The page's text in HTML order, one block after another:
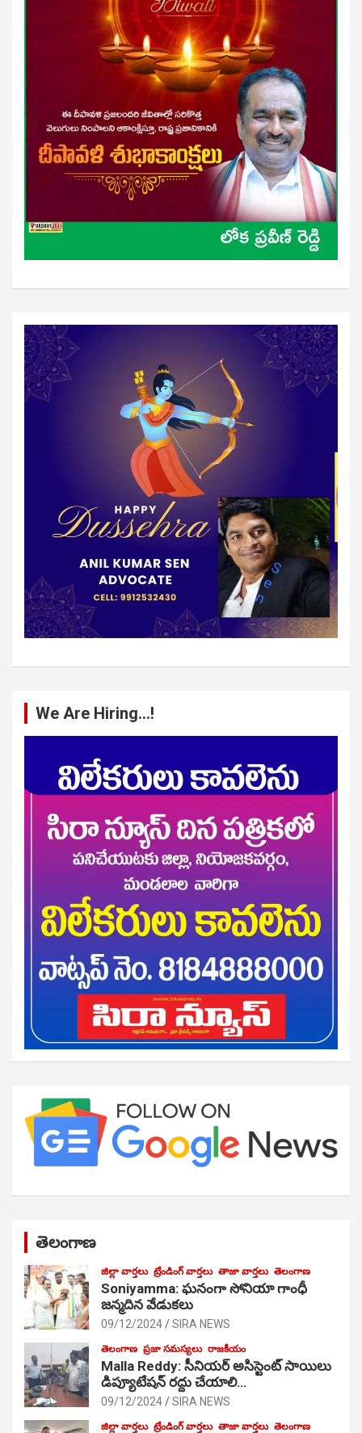
We Are Hiring…!
తెలంగాణ
జిల్లా వార్తలు ట్రేండింగ్ వార్తలు తాజా వార్తలు తెలంగాణ
Soniyamma: ఘ‌నంగా సోనియా గాంధీ
జ‌న్మ‌దిన వేడుక‌లు
09/12/2024 SIRA NEWS
తెలంగాణ ప్రజా సమస్యలు రాజకీయం
Malla Reddy: సీనియర్ అసిస్టెంట్ సాయిలు
డిప్యూటేషన్ రద్దు చేయాలి…
09/12/2024 SIRA NEWS
జిల్లా వార్తలు ట్రేండింగ్ వార్తలు తాజా వార్తలు తెలంగాణ